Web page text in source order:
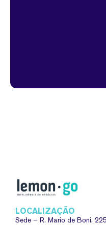
LOCALIZAÇÃO
Sede – R. Mario de Boni,